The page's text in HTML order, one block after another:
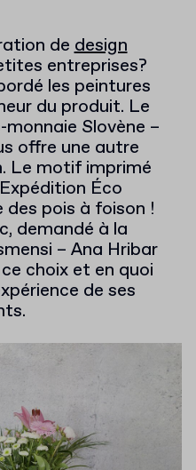
dedesign
entreprises?
les peintures
du produit. Le
Slovène –
offre une autre
Le motif imprimé
Éco
des pois à foison !
demandé à la
– Ana Hribar
choix et en quoi
de ses